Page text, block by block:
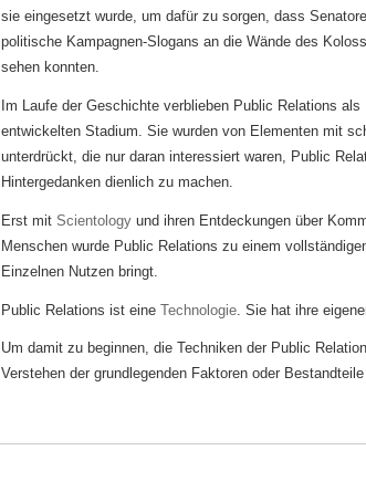
sie eingesetzt wurde, um dafür zu sorgen, dass
politische Kampagnen-Slogans an die Wände des
sehen konnten.
Im Laufe der Geschichte verblieben Public Relations
entwickelten Stadium. Sie wurden von Elementen mit
unterdrückt, die nur daran interessiert waren, Public
Hintergedanken dienlich zu machen.
Erst mit Scientology und ihren Entdeckungen über
Menschen wurde Public Relations zu einem
Einzelnen Nutzen bringt.
Public Relations ist eine Technologie . Sie hat ihre
Um damit zu beginnen, die Techniken der Public
Verstehen der grundlegenden Faktoren oder